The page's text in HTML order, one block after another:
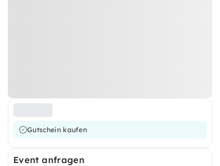
Gutschein kaufen
Event anfragen